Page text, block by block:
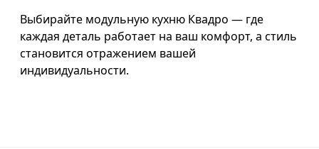
Выбирайте модульную кухню Квадро — где
каждая деталь работает на ваш комфорт, а стиль
становится отражением вашей
индивидуальности.